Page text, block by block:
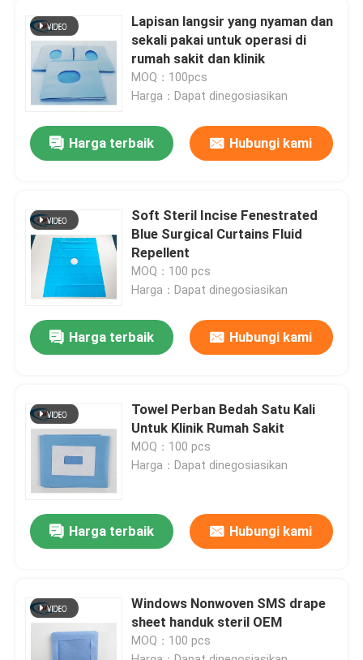
Produk
video
Pertunjukan VR
Tur Pabrik
Kontrol Kualitas
Hubungi Kami
Berita
Kasus-kasus
Lapisan langsir yang nyaman dan
sekali pakai untuk operasi di
rumah sakit dan klinik
MOQ：100pcs
Harga：Dapat dinegosiasikan
Harga terbaik Hubungi kami
Soft Steril Incise Fenestrated
Blue Surgical Curtains Fluid
Repellent
MOQ：100 pcs
Harga：Dapat dinegosiasikan
Harga terbaik Hubungi kami
Towel Perban Bedah Satu Kali
Untuk Klinik Rumah Sakit
MOQ：100 pcs
Harga：Dapat dinegosiasikan
Harga terbaik Hubungi kami
Windows Nonwoven SMS drape
sheet handuk steril OEM
MOQ：100 pcs